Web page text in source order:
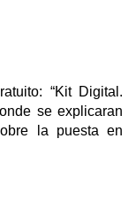
“Kit Digital.
se explicaran
la puesta en